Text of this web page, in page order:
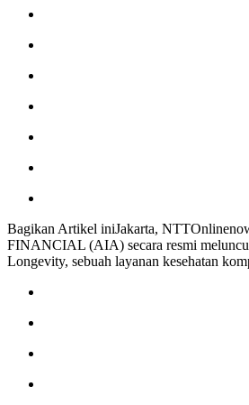
Bagikan Artikel iniJakarta,
FINANCIAL (AIA) secara resmi
Longevity, sebuah layanan kesehatan